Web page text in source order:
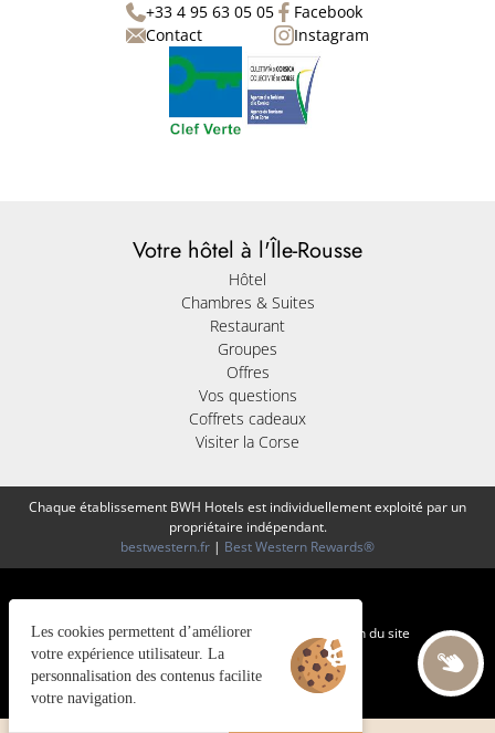
+33 4 95 63 05 05
Contact
Facebook
Instagram
Votre hôtel à l'Île-Rousse
Hôtel
Chambres & Suites
Restaurant
Groupes
Offres
Vos questions
Coffrets cadeaux
Visiter la Corse
Chaque établissement BWH Hotels est individuellement exploité par un
propriétaire indépendant.
bestwestern.fr | Best Western Rewards®
Gestion des cookiesMentions légales
Plan du site
©2025 Juliana Web créateur
Les cookies permettent d’améliorer
votre expérience utilisateur. La
personnalisation des contenus facilite
votre navigation.